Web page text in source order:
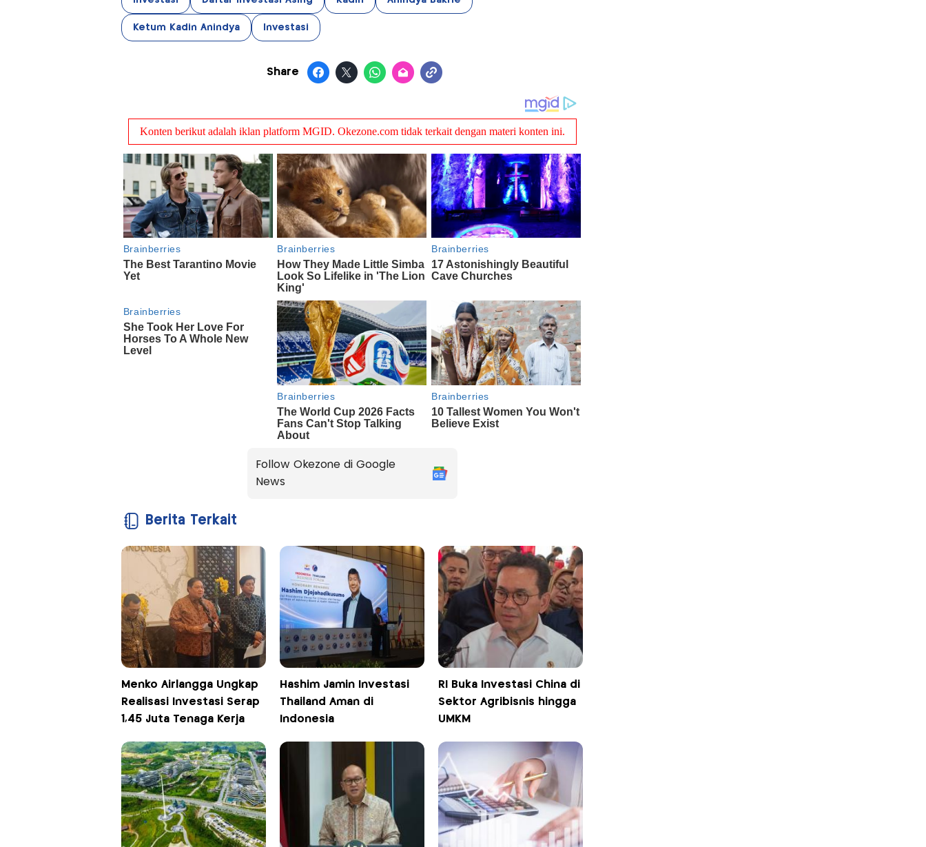
Ketum Kadin Anindya Investasi
Share
Follow Okezone di Google
News
Berita Terkait
Menko Airlangga Ungkap
Realisasi Investasi Serap
1,45 Juta Tenaga Kerja
Hashim Jamin Investasi
Thailand Aman di
Indonesia
RI Buka Investasi China di
Sektor Agribisnis hingga
UMKM